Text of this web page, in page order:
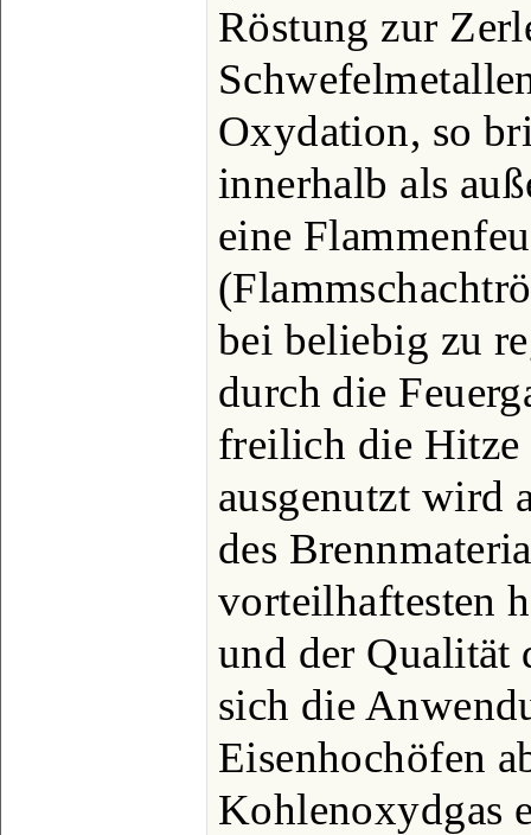
Röstung zur
Oxydation, so
innerhalb als
eine
bei beliebig zu
durch die
freilich die
ausgenutzt wird
des
vorteilhaftesten
und der Qualität
sich die
Eisenhochöfen
Kohlenoxydgas